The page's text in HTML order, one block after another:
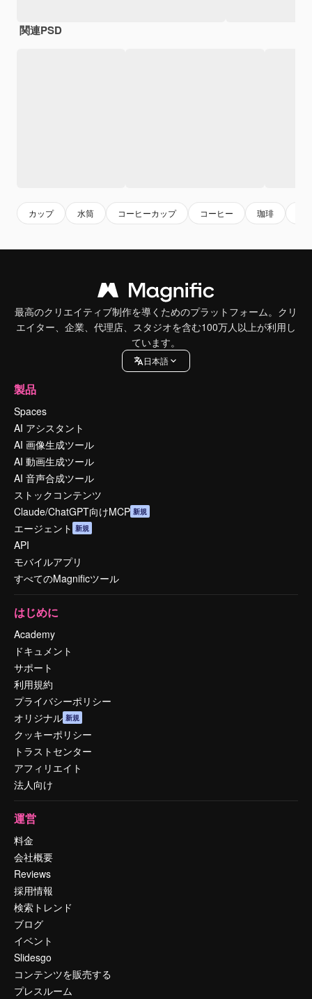
関連PSD
カップ 水筒 コーヒーカップ コーヒー 珈琲
最高のクリエイティブ制作を導くためのプラットフォーム。クリ
エイター、企業、代理店、スタジオを含む100万人以上が利用し
ています。
日本語
製品
Spaces
AI アシスタント
AI 画像生成ツール
AI 動画生成ツール
AI 音声合成ツール
ストックコンテンツ
Claude/ChatGPT向けMCP 新規
エージェント 新規
API
モバイルアプリ
すべてのMagnificツール
はじめに
Academy
ドキュメント
サポート
利用規約
プライバシーポリシー
オリジナル 新規
クッキーポリシー
トラストセンター
アフィリエイト
法人向け
運営
料金
会社概要
Reviews
採用情報
検索トレンド
ブログ
イベント
Slidesgo
コンテンツを販売する
プレスルーム